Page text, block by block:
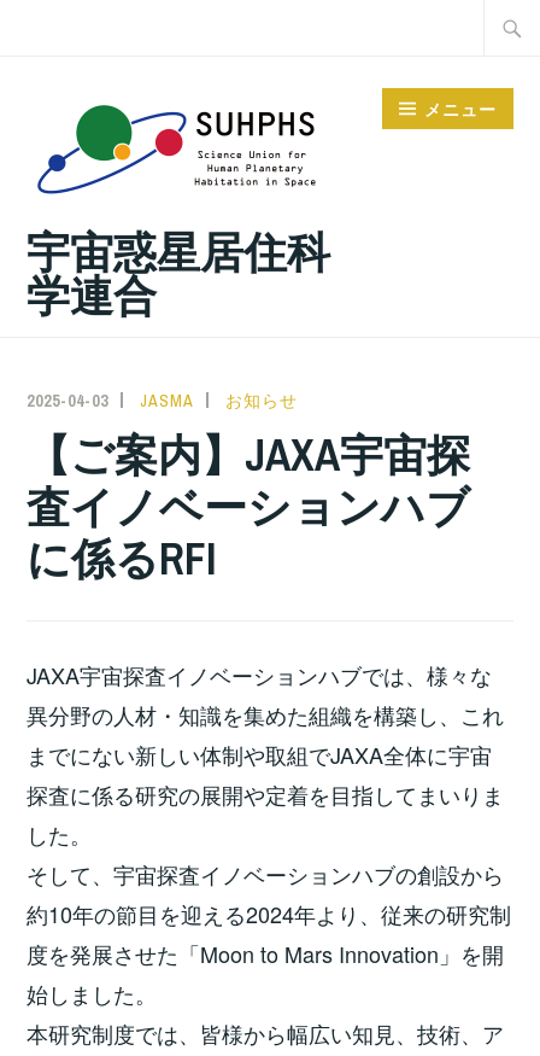
宇宙惑星居住科
学連合
メニュー
2025-04-03 JASMA お知らせ
【ご案内】JAXA宇宙探
査イノベーションハブ
に係るRFI
JAXA宇宙探査イノベーションハブでは、様々な
異分野の人材・知識を集めた組織を構築し、これ
までにない新しい体制や取組でJAXA全体に宇宙
探査に係る研究の展開や定着を目指してまいりま
した。
そして、宇宙探査イノベーションハブの創設から
約10年の節目を迎える2024年より、従来の研究制
度を発展させた「Moon to Mars Innovation」を開
始しました。
本研究制度では、皆様から幅広い知見、技術、ア